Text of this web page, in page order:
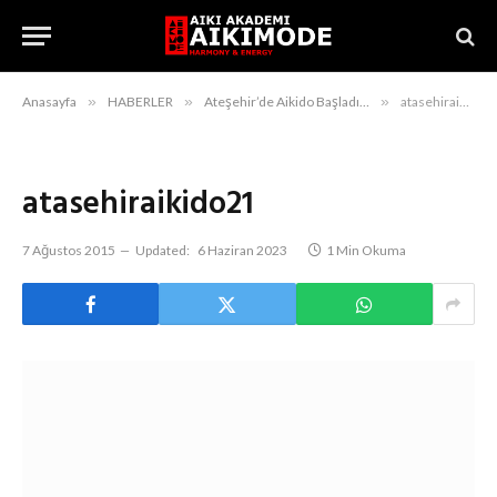
Anasayfa » HABERLER » Ateşehir’de Aikido Başladı… » atasehiraikido21
atasehiraikido21
7 Ağustos 2015 Updated: 6 Haziran 2023 1 Min Okuma